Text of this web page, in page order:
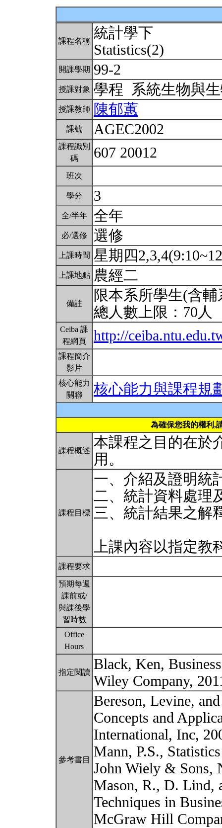
課程名稱 統計學下
Statistics(2)
開課學期 99-2
授課對象 學程 系統生物與
授課教師 陳郁蕙
課號 AGEC2002
課程識別
碼
607 20012
班次
學分 3
全/半年 全年
必/選修 選修
上課時間 星期四
上課地點 農經二
備註
限本系所學生(含
總人數上限：70人
Ceiba 課
程網頁
http://
課程簡介
影片
核心能力
關聯
核心能力與課程規
為確保您我的權利,
課程概述 本課程之目的在於
用。
課程目標
一、介紹及證明統
二、統計資料處理
三、統計結果之解
上課內容以指定教
課程要求
預期每週
課前或/
與課後學
習時數
Office
Hours
指定閱讀 Black, Ken,
Wiley Company,
參考書目
Bereson, Levine,
Concepts and
International, Inc,
Mann, P.S.,
John Wiely & Sons,
Mason, R., D. Lind,
Techniques in
McGraw Hill